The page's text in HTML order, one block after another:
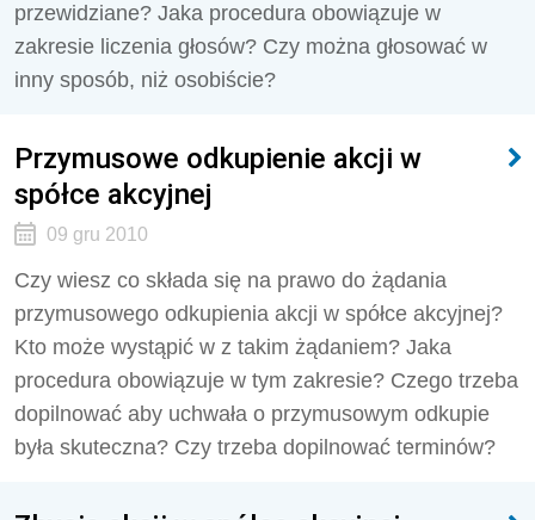
przewidziane? Jaka procedura obowiązuje w
zakresie liczenia głosów? Czy można głosować w
inny sposób, niż osobiście?
Przymusowe odkupienie akcji w
spółce akcyjnej
09 gru 2010
Czy wiesz co składa się na prawo do żądania
przymusowego odkupienia akcji w spółce akcyjnej?
Kto może wystąpić w z takim żądaniem? Jaka
procedura obowiązuje w tym zakresie? Czego trzeba
dopilnować aby uchwała o przymusowym odkupie
była skuteczna? Czy trzeba dopilnować terminów?